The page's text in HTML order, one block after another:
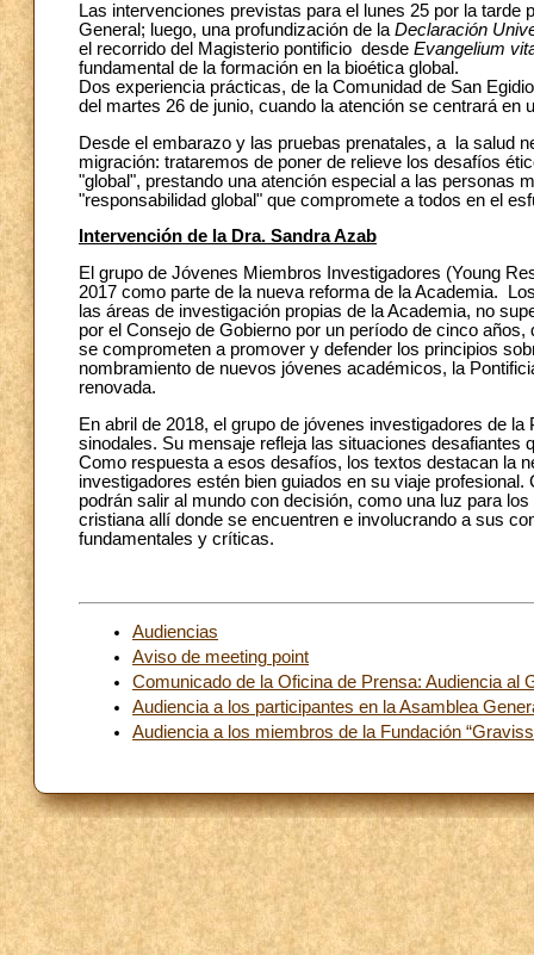
Las intervenciones previstas para el lunes 25 por la
General; luego, una profundización de la Declaración
el recorrido del Magisterio pontificio desde Evangelium
fundamental de la formación en la bioética global.
Dos experiencia prácticas, de la Comunidad de San
del martes 26 de junio, cuando la atención se centrará
Desde el embarazo y las pruebas prenatales, a la salud
migración: trataremos de poner de relieve los desafíos
"global", prestando una atención especial a las personas
"responsabilidad global" que compromete a todos en el
Intervención de la Dra. Sandra Azab
El grupo de Jóvenes Miembros Investigadores (Young
2017 como parte de la nueva reforma de la Academia.
las áreas de investigación propias de la Academia, no
por el Consejo de Gobierno por un período de cinco
se comprometen a promover y defender los principios
nombramiento de nuevos jóvenes académicos, la
renovada.
En abril de 2018, el grupo de jóvenes investigadores de
sinodales. Su mensaje refleja las situaciones desafiantes
Como respuesta a esos desafíos, los textos destacan la
investigadores estén bien guiados en su viaje
podrán salir al mundo con decisión, como una luz para
cristiana allí donde se encuentren e involucrando a sus
fundamentales y críticas.
Audiencias
Aviso de meeting point
Comunicado de la Oficina de Prensa: Audiencia al
Audiencia a los participantes en la Asamblea
Audiencia a los miembros de la Fundación